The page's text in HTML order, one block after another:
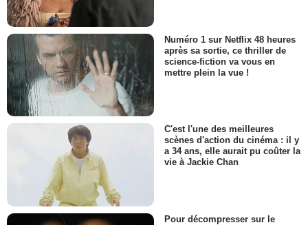
Numéro 1 sur Netflix 48 heures
après sa sortie, ce thriller de
science-fiction va vous en
mettre plein la vue !
C'est l'une des meilleures
scènes d'action du cinéma : il y
a 34 ans, elle aurait pu coûter la
vie à Jackie Chan
Pour décompresser sur le